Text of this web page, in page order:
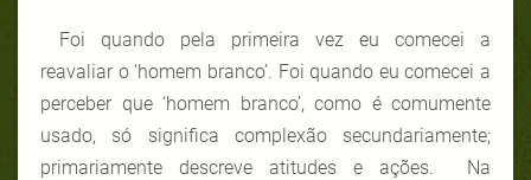
Foi quando pela primeira vez eu comecei a
reavaliar o ‘homem branco’. Foi quando eu comecei a
perceber que ‘homem branco’, como é comumente
usado, só significa complexão secundariamente;
primariamente descreve atitudes e ações. Na